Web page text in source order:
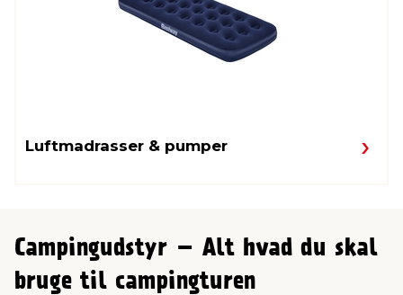
Luftmadrasser & pumper
Campingudstyr – Alt hvad du skal
bruge til campingturen